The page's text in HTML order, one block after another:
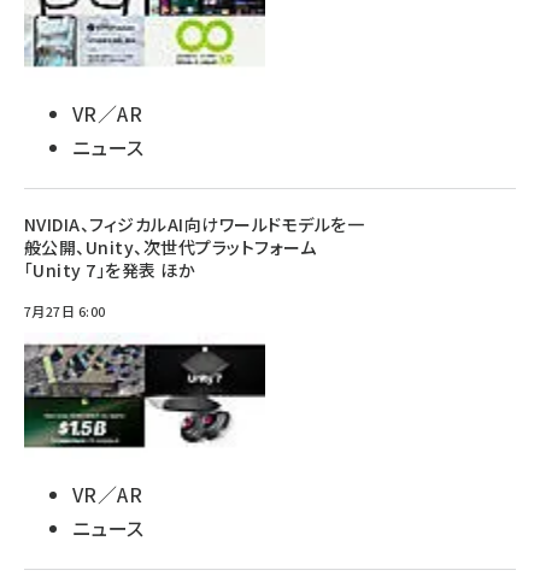
VR／AR
ニュース
NVIDIA、フィジカルAI向けワールドモデルを一
般公開、Unity、次世代プラットフォーム
「Unity 7」を発表 ほか
7月27日 6:00
VR／AR
ニュース